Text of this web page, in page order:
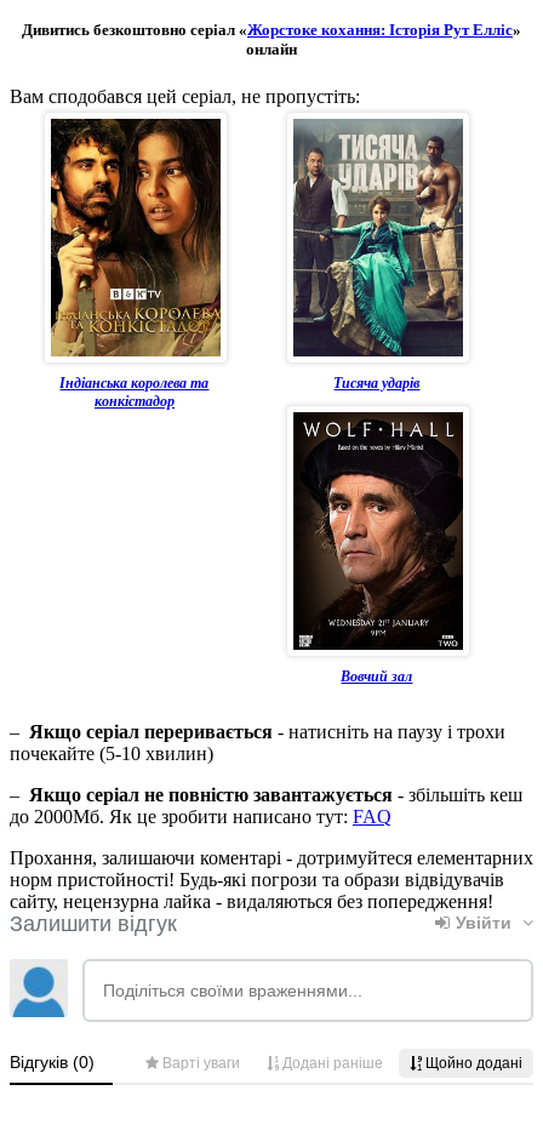
Дивитись безкоштовно серіал «Жорстоке кохання: Історія Рут Елліс»
онлайн
Вам сподобався цей серіал, не пропустіть:
Індіанська королева та
конкістадор
Тисяча ударів
Вовчий зал
– Якщо серіал переривається - натисніть на паузу і трохи
почекайте (5-10 хвилин)
– Якщо серіал не повністю завантажується - збільшіть кеш
до 2000Мб. Як це зробити написано тут: FAQ
Прохання, залишаючи коментарі - дотримуйтеся елементарних
норм пристойності! Будь-які погрози та образи відвідувачів
сайту, нецензурна лайка - видаляються без попередження!